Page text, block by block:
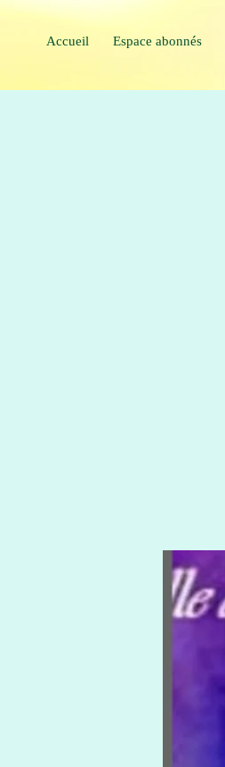
Accueil Espace abonnés